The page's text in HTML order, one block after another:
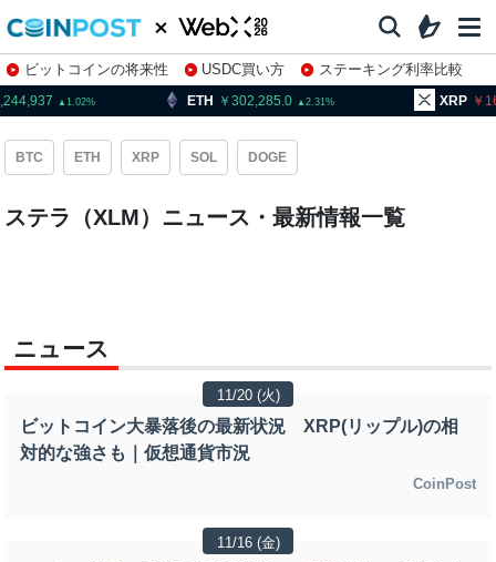
ビットコインの将来性 USDC買い方
ステーキング利率比較
株特集・関連銘柄
1.02 ETH 302,285.0 2.31 XRP
BTC ETH XRP SOL DOGE
ステラ（XLM）ニュース・最新情報一覧
ニュース
11/20 (火)
ビットコイン大暴落後の最新状況 XRP(リップル)の相
対的な強さも｜仮想通貨市況
CoinPost
11/16 (金)